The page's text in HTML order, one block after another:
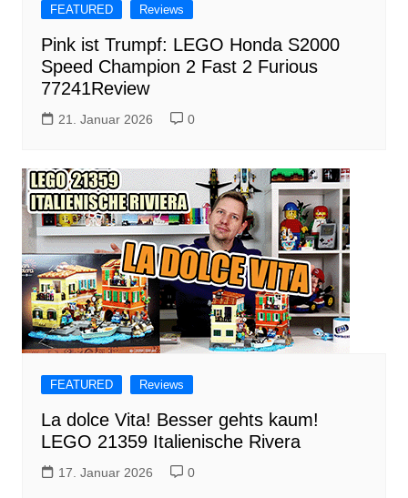
FEATURED Reviews
Pink ist Trumpf: LEGO Honda S2000
Speed Champion 2 Fast 2 Furious
77241Review
21. Januar 2026 0
FEATURED Reviews
La dolce Vita! Besser gehts kaum!
LEGO 21359 Italienische Rivera
17. Januar 2026 0